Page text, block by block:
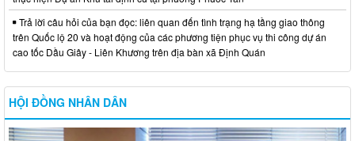
Trả lời câu hỏi của bạn đọc: liên quan đến tình trạng hạ tầng giao thông
trên Quốc lộ 20 và hoạt động của các phương tiện phục vụ thi công dự án
cao tốc Dầu Giây - Liên Khương trên địa bàn xã Định Quán
HỘI ĐỒNG NHÂN DÂN